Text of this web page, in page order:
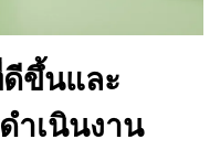
ขึ้นและ
ำเนินงาน